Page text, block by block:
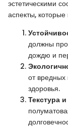
эстетическими
аспекты,
должны
дождю и
от вредных
здоровья.
Текстура